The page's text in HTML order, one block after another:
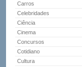
Carros
Celebridades
Ciência
Cinema
Concursos
Cotidiano
Cultura